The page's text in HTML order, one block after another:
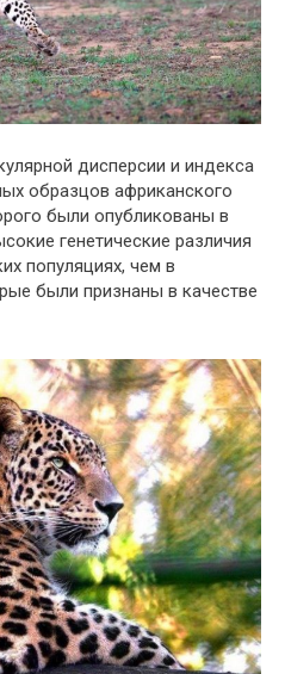
дисперсии и индекса
образцов африканского
были опубликованы в
генетические различия
популяциях, чем в
были признаны в качестве